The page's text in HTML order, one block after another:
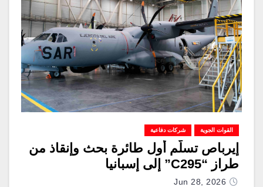
القوات الجوية شركات دفاعية
إيرباص تسلّم أول طائرة بحث وإنقاذ من
طراز “C295” إلى إسبانيا
Jun 28, 2026